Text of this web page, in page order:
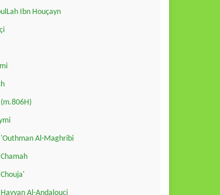
Ibn Houçayn
Al-Maghribi
Al-Andalouçi